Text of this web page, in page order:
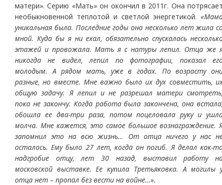
матери». Серию «Мать» он окончил в 2011г. Она
необыкновенной теплотой и светлой энергетикой.
уникальная была. Последние годы она несколько лет жила
мной. Куда бы я ни ехал, обязательно спускалась
этажей и провожала. Мать я с натуры лепил. Отца же
никогда не видел, лепил по фотографии, показал
молодым. А рядом мать, уже в годах. По возрасту
разные, но вместе. Мне важно было их дух совместить,
общую задачу. Я лепил и не разрешал матери
пока не закончу. Когда работа была закончена, она
обошла ее два-три раза, потом поцеловала руку и
молча. Мне кажется, это самое большое вознаграждение.
запомнил это на всю жизнь… От отца ничего у нас
осталось. Ему было 27 лет, когда он погиб. Я делал как-
надгробие отцу, лет 30 назад, выставил работу
московской выставке. Ее купила Третьяковка. А могилы
отца нет – пропал без вести на войне…».